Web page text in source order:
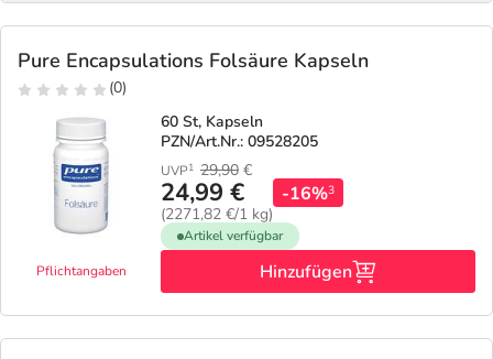
Pure Encapsulations Folsäure Kapseln
(0)
Pflichtangaben
60 St, Kapseln
PZN/Art.Nr.: 09528205
UVP1 29,90 €
24,99 €
(2271,82 €/1 kg)
-16%3
Artikel verfügbar
Hinzufügen